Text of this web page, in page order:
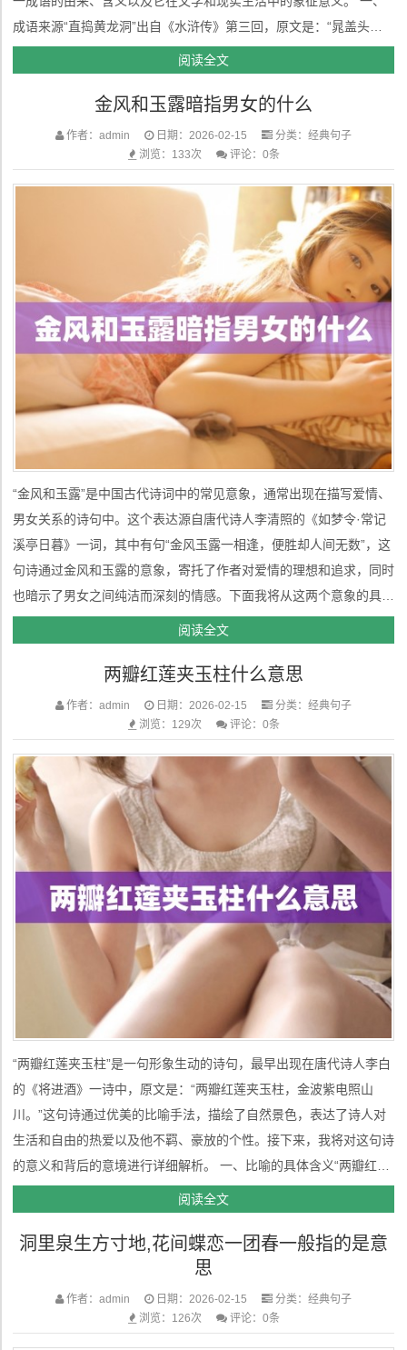
成语来源“直捣黄龙洞”出自《水浒传》第三回，原文是：“晁盖头领
一班盗贼，直捣黄龙洞，捉拿晁盖。”这句话出现在描写宋江及其伙
伴们策马前往黄龙洞的情节。黄龙洞是小说中敌方势力的据点，晁盖
阅读全文
金风和玉露暗指男女的什么
作者：admin 日期：2026-02-15 分类： 经典句子
浏览：133次
评论：0条
“金风和玉露”是中国古代诗词中的常见意象，通常出现在描写爱情、
男女关系的诗句中。这个表达源自唐代诗人李清照的《如梦令·常记
溪亭日暮》一词，其中有句“金风玉露一相逢，便胜却人间无数”，这
句诗通过金风和玉露的意象，寄托了作者对爱情的理想和追求，同时
也暗示了男女之间纯洁而深刻的情感。下面我将从这两个意象的具体
含义及其在诗歌中的象征意义进行详细分析，探讨它们如何暗指男女
之间的爱情。 一、金风的象征意义“金风”在诗歌中常常用来象征秋天
阅读全文
两瓣红莲夹玉柱什么意思
作者：admin 日期：2026-02-15 分类： 经典句子
浏览：129次
评论：0条
“两瓣红莲夹玉柱”是一句形象生动的诗句，最早出现在唐代诗人李白
的《将进酒》一诗中，原文是：“两瓣红莲夹玉柱，金波紫电照山
川。”这句诗通过优美的比喻手法，描绘了自然景色，表达了诗人对
生活和自由的热爱以及他不羁、豪放的个性。接下来，我将对这句诗
的意义和背后的意境进行详细解析。 一、比喻的具体含义“两瓣红莲
夹玉柱”是一种视觉上的比喻，诗人在这里用“红莲”和“玉柱”来形容事
物，实际上是在通过对比展现自然景色的美丽与宏伟。首先，“两瓣
红莲”...
阅读全文
洞里泉生方寸地,花间蝶恋一团春一般指的是意
思
作者：admin 日期：2026-02-15 分类： 经典句子
浏览：126次
评论：0条